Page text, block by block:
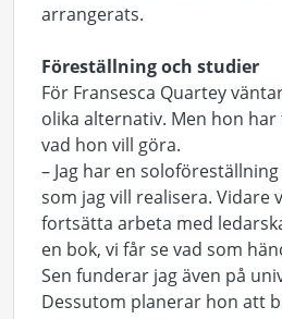
arrangerats.
Föreställning och studier
För Fransesca Quartey
olika alternativ. Men hon
vad hon vill göra.
– Jag har en
som jag vill realisera. Vidare
fortsätta arbeta med
en bok, vi får se vad som
Sen funderar jag även på
Dessutom planerar hon att